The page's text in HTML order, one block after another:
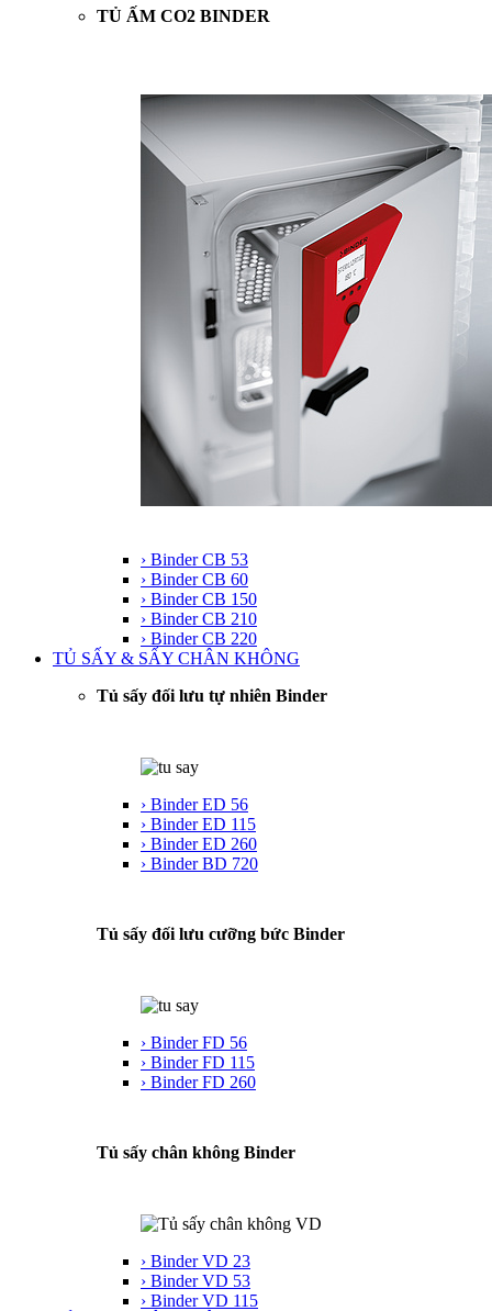
TỦ ẤM CO2 BINDER
› Binder CB 53
› Binder CB 60
› Binder CB 150
› Binder CB 210
› Binder CB 220
TỦ SẤY & SẤY CHÂN KHÔNG
Tủ sấy đối lưu tự nhiên Binder
› Binder ED 56
› Binder ED 115
› Binder ED 260
› Binder BD 720
Tủ sấy đối lưu cưỡng bức Binder
› Binder FD 56
› Binder FD 115
› Binder FD 260
Tủ sấy chân không Binder
› Binder VD 23
› Binder VD 53
› Binder VD 115